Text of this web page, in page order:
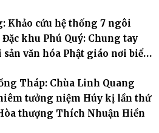
Khảo cứu hệ thống 7 ngôi
khu Phú Quý: Chung tay
văn hóa Phật giáo nơi biển
Tháp: Chùa Linh Quang
tưởng niệm Húy kị lần thứ
thượng Thích Nhuận Hiền